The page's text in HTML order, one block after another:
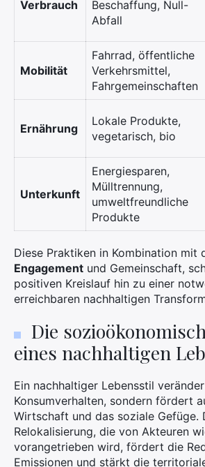
Verbrauch
Beschaffung, Null-
Abfall
Mobilität
Fahrrad, öffentliche
Verkehrsmittel,
Fahrgemeinschaften
Ernährung
Lokale Produkte,
vegetarisch, bio
Unterkunft
Energiesparen,
Mülltrennung,
umweltfreundliche
Produkte
Diese Praktiken in Kombination mit
Engagement und Gemeinschaft,
positiven Kreislauf hin zu einer
erreichbaren nachhaltigen
Die
eines nachhaltigen
Ein nachhaltiger Lebensstil
Konsumverhalten, sondern fördert
Wirtschaft und das soziale Gefüge.
Relokalisierung, die von Akteuren
vorangetrieben wird, fördert die
Emissionen und stärkt die
Suchen
nach: